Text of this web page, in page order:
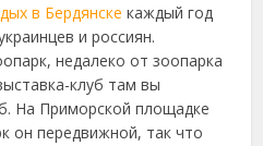
в Бердянске каждый год
и россиян.
недалеко от зоопарка
клуб там вы
На Приморской площадке
он передвижной, так что